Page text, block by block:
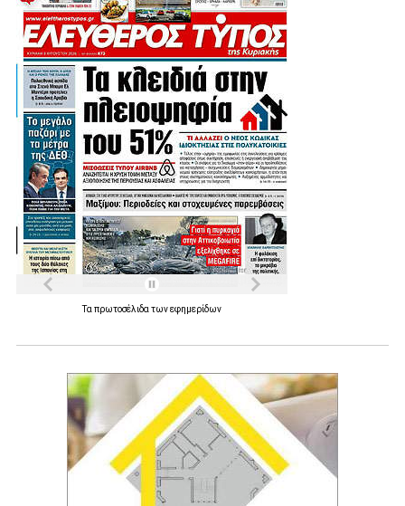
Τα πρωτοσέλιδα τωνεφημερίδων